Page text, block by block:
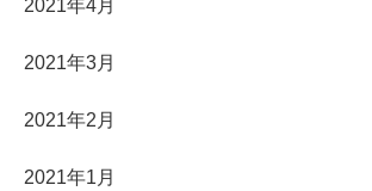
2021年4月
2021年3月
2021年2月
2021年1月